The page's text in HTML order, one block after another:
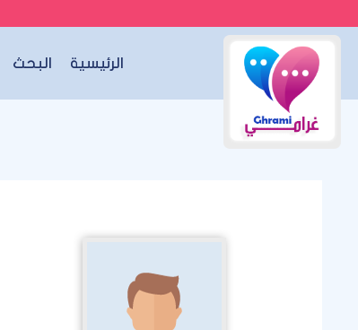
الرئيسية البحث